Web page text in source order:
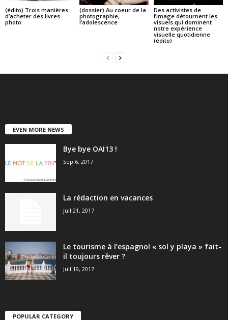
(édito) Trois manières
d’acheter des livres
photo
(dossier) Au coeur de la
photographie,
l’adolescence
Des activistes de
l’image détournent les
visuels qui dominent
notre expérience
visuelle quotidienne
(édito)
EVEN MORE NEWS
Bye bye OAI13 !
Sep 6, 2017
La rédaction en vacances
Juil 21, 2017
Le tourisme à l’espagnol « sol y playa » fait-
il toujours rêver ?
Juil 19, 2017
POPULAR CATEGORY